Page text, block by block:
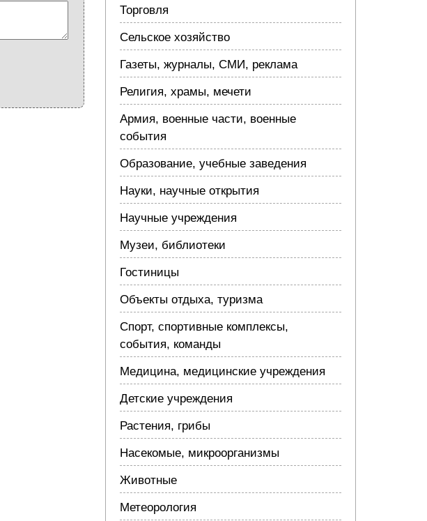
Торговля
Сельское хозяйство
Газеты, журналы, СМИ, реклама
Религия, храмы, мечети
Армия, военные части, военные
события
Образование, учебные заведения
Науки, научные открытия
Научные учреждения
Музеи, библиотеки
Гостиницы
Объекты отдыха, туризма
Спорт, спортивные комплексы,
события, команды
Медицина, медицинские учреждения
Детские учреждения
Растения, грибы
Насекомые, микроорганизмы
Животные
Метеорология